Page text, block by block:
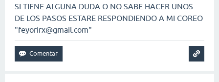
SI TIENE ALGUNA DUDA O NO SABE HACER UNOS
DE LOS PASOS ESTARE RESPONDIENDO A MI COREO
"feyorirx@gmail.com"